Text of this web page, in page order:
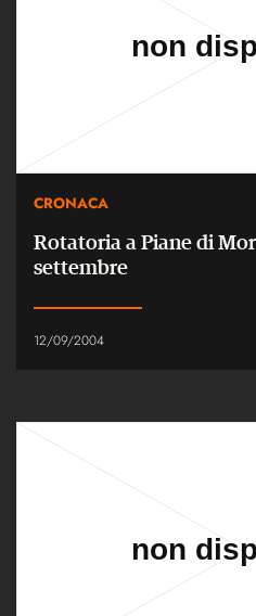
CRONACA
Rotatoria a Piane di
settembre
12/09/2004